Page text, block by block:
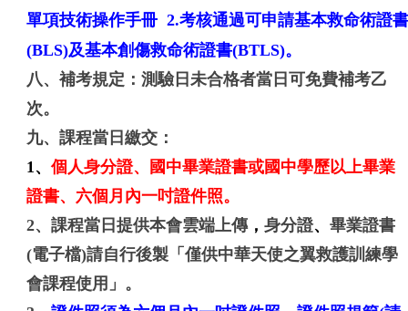
單項技術操作手冊 2.考核通過可申請基本救命術證
(BLS)及基本創傷救命術證書(BTLS)。
八、補考規定：測驗日未合格者當日可免費補考乙
次。
九、課程當日繳交：
1、個人身分證、國中畢業證書或國中學歷以上畢業
證書、六個月內一吋證件照。
2、課程當日提供本會雲端上傳，身分證、畢業證書
(電子檔)請自行後製「僅供中華天使之翼救護訓練學
會課程使用」。